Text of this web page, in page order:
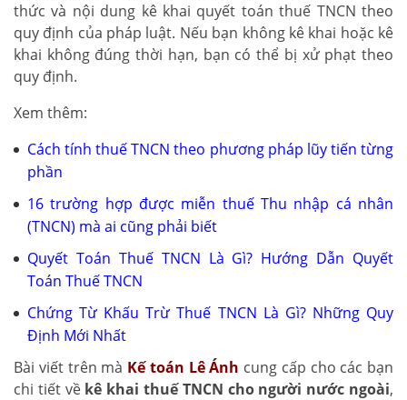
thức và nội dung kê khai quyết toán thuế TNCN theo
quy định của pháp luật. Nếu bạn không kê khai hoặc kê
khai không đúng thời hạn, bạn có thể bị xử phạt theo
quy định.
Xem thêm:
Cách tính thuế TNCN theo phương pháp lũy tiến từng
phần
16 trường hợp được miễn thuế Thu nhập cá nhân
(TNCN) mà ai cũng phải biết
Quyết Toán Thuế TNCN Là Gì? Hướng Dẫn Quyết
Toán Thuế TNCN
Chứng Từ Khấu Trừ Thuế TNCN Là Gì?Những Quy
Định Mới Nhất
Bài viết trên mà Kế toán Lê Ánh cung cấp cho các bạn
chi tiết về kê khai thuế TNCN cho người nước ngoài,